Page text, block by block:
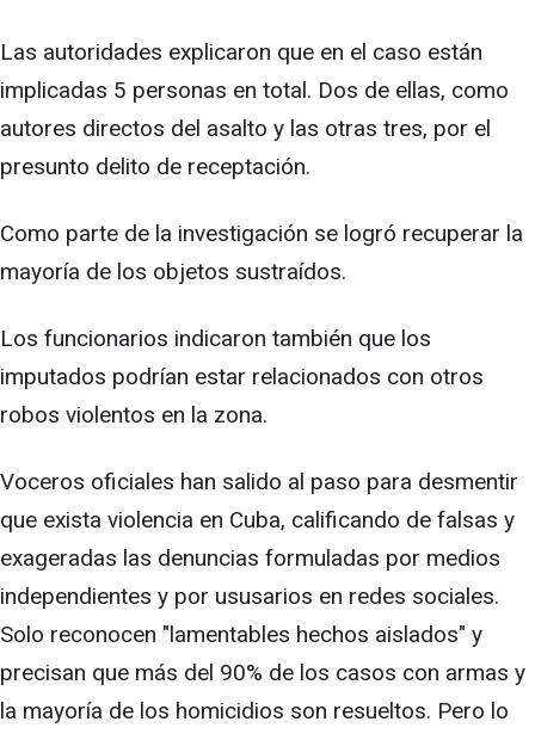
Las autoridades explicaron que en el caso están
implicadas 5 personas en total. Dos de ellas, como
autores directos del asalto y las otras tres, por el
presunto delito de receptación.
Como parte de la investigación se logró recuperar la
mayoría de los objetos sustraídos.
Los funcionarios indicaron también que los
imputados podrían estar relacionados con otros
robos violentos en la zona.
Voceros oficiales han salido al paso para desmentir
que exista violencia en Cuba, calificando de falsas y
exageradas las denuncias formuladas por medios
independientes y por ususarios en redes sociales.
Solo reconocen "lamentables hechos aislados" y
precisan que más del 90% de los casos con armas y
la mayoría de los homicidios son resueltos. Pero lo